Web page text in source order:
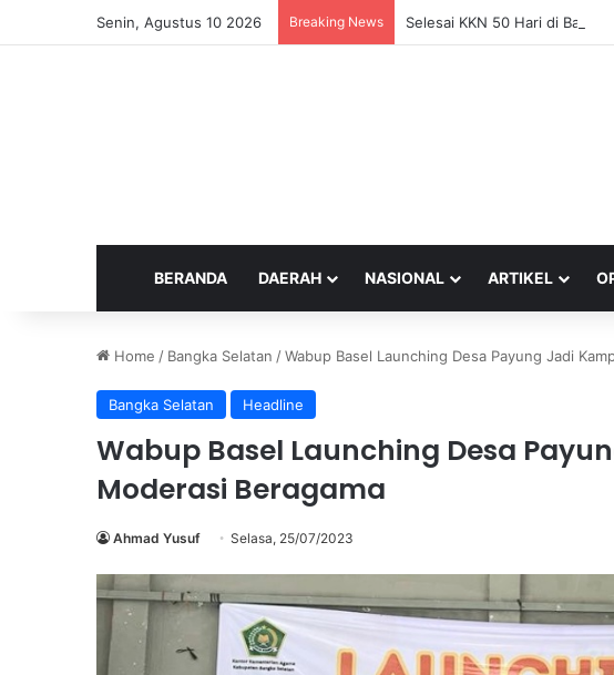
Senin, Agustus 10 2026 Breaking News Selesai KKN 50 Hari di Basel,
BERANDA DAERAH NASIONAL ARTIKEL
Home / Bangka Selatan /Wabup Basel Launching Desa Payung Jadi
Bangka Selatan Headline
Wabup Basel Launching Desa
Moderasi Beragama
Ahmad Yusuf Selasa, 25/07/2023